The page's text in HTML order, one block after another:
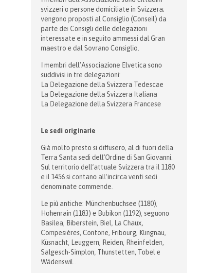
svizzeri o persone domiciliate in Svizzera;
vengono proposti al Consiglio (Conseil) da
parte dei Consigli delle delegazioni
interessate e in seguito ammessi dal Gran
maestro e dal Sovrano Consiglio.
I membri dell’Associazione Elvetica sono
suddivisi in tre delegazioni:
La Delegazione della Svizzera Tedescae
La Delegazione della Svizzera Italiana
La Delegazione della Svizzera Francese
Le sedi originarie
Già molto presto si diffusero, al di fuori della
Terra Santa sedi dell’Ordine di San Giovanni.
Sul territorio dell’attuale Svizzera tra il 1180
e il 1456 si contano all’incirca venti sedi
denominate commende.
Le più antiche: Münchenbuchsee (1180),
Hohenrain (1183) e Bubikon (1192), seguono
Basilea, Biberstein, Biel, La Chaux,
Compesières, Contone, Fribourg, Klingnau,
Küsnacht, Leuggern, Reiden, Rheinfelden,
Salgesch-Simplon, Thunstetten, Tobel e
Wädenswil..